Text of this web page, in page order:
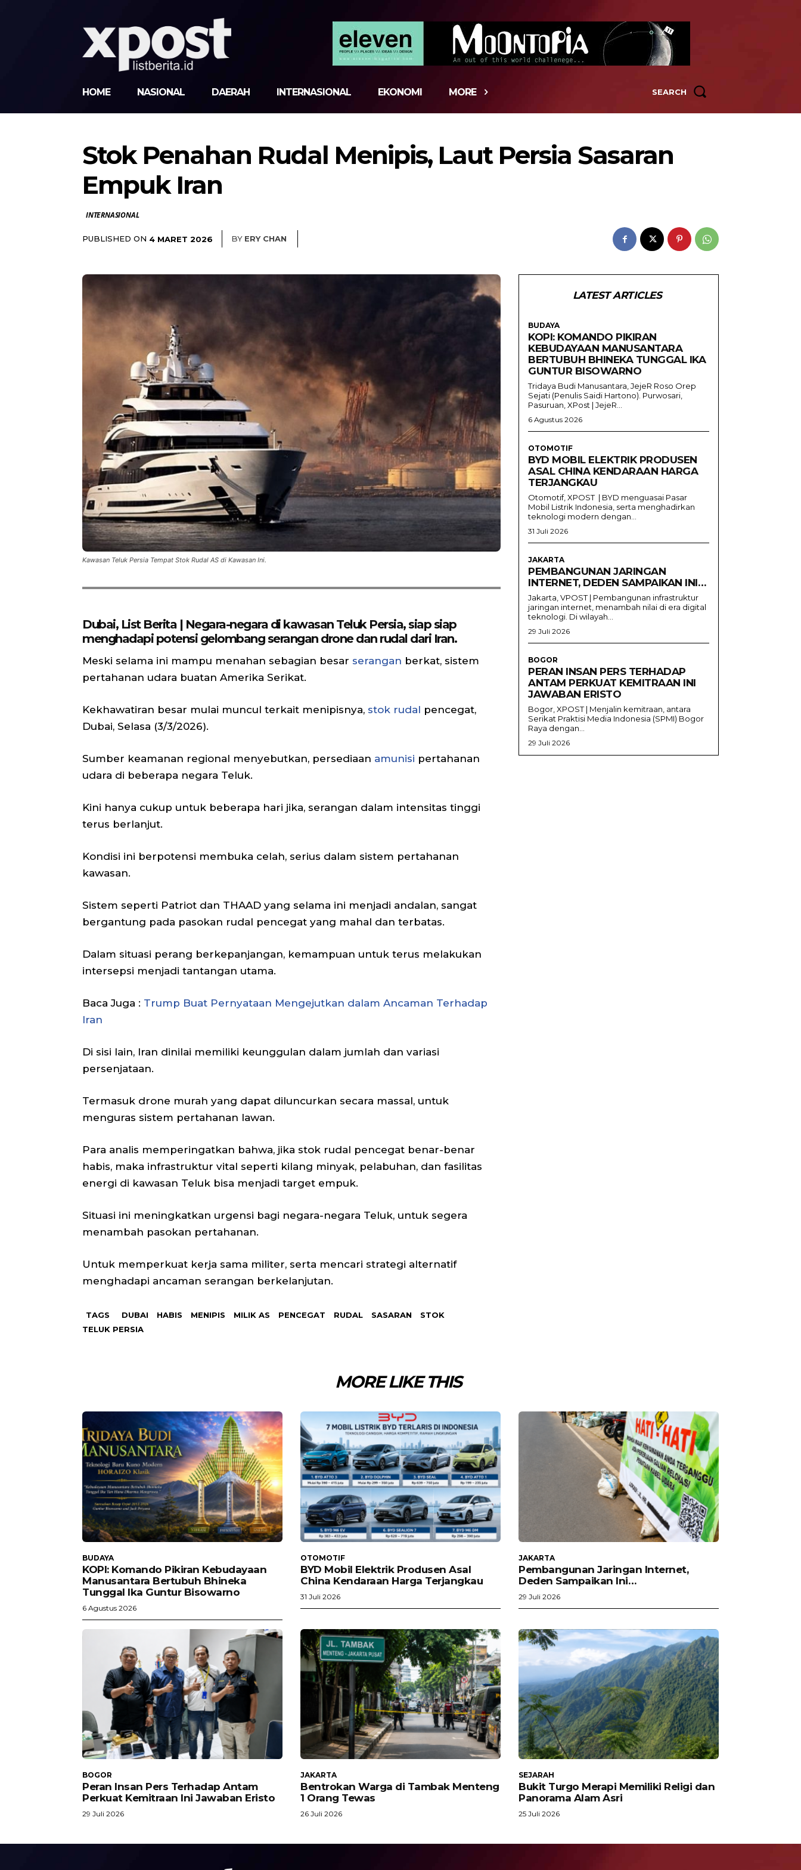
HOME NASIONAL DAERAH INTERNASIONAL EKONOMI MORE SEARCH
Stok Penahan Rudal Menipis, Laut Persia Sasaran
Empuk Iran
INTERNASIONAL
PUBLISHED ON 4 MARET 2026 BY ERY CHAN
Kawasan Teluk Persia Tempat Stok Rudal AS di Kawasan Ini.
Dubai, List Berita | Negara-negara di kawasan Teluk Persia, siap siap
menghadapi potensi gelombang serangan drone dan rudal dari Iran.
Meski selama ini mampu menahan sebagian besar serangan berkat, sistem
pertahanan udara buatan Amerika Serikat.
Kekhawatiran besar mulai muncul terkait menipisnya, stok rudal pencegat,
Dubai, Selasa (3/3/2026).
Sumber keamanan regional menyebutkan, persediaan amunisi pertahanan
udara di beberapa negara Teluk.
Kini hanya cukup untuk beberapa hari jika, serangan dalam intensitas tinggi
terus berlanjut.
Kondisi ini berpotensi membuka celah, serius dalam sistem pertahanan
kawasan.
Sistem seperti Patriot dan THAAD yang selama ini menjadi andalan, sangat
bergantung pada pasokan rudal pencegat yang mahal dan terbatas.
Dalam situasi perang berkepanjangan, kemampuan untuk terus melakukan
intersepsi menjadi tantangan utama.
Baca Juga : Trump Buat Pernyataan Mengejutkan dalam Ancaman Terhadap
Iran
Di sisi lain, Iran dinilai memiliki keunggulan dalam jumlah dan variasi
persenjataan.
Termasuk drone murah yang dapat diluncurkan secara massal, untuk
menguras sistem pertahanan lawan.
Para analis memperingatkan bahwa, jika stok rudal pencegat benar-benar
habis, maka infrastruktur vital seperti kilang minyak, pelabuhan, dan fasilitas
energi di kawasan Teluk bisa menjadi target empuk.
Situasi ini meningkatkan urgensi bagi negara-negara Teluk, untuk segera
menambah pasokan pertahanan.
Untuk memperkuat kerja sama militer, serta mencari strategi alternatif
menghadapi ancaman serangan berkelanjutan.
TAGS DUBAI HABIS MENIPIS MILIK AS PENCEGAT RUDAL SASARAN
STOK
TELUK PERSIA
LATEST ARTICLES
BUDAYA
KOPI: KOMANDO PIKIRAN
KEBUDAYAAN MANUSANTARA
BERTUBUH BHINEKA TUNGGAL IKA
GUNTUR BISOWARNO
Tridaya Budi Manusantara, JejeR Roso Orep
Sejati (Penulis Saidi Hartono). Purwosari,
Pasuruan, XPost | JejeR...
6 Agustus 2026
OTOMOTIF
BYD MOBIL ELEKTRIK PRODUSEN
ASAL CHINA KENDARAAN HARGA
TERJANGKAU
Otomotif, XPOST | BYD menguasai Pasar
Mobil Listrik Indonesia, serta menghadirkan
teknologi modern dengan...
31 Juli 2026
JAKARTA
PEMBANGUNAN JARINGAN
INTERNET, DEDEN SAMPAIKAN INI…
Jakarta, VPOST | Pembangunan infrastruktur
jaringan internet, menambah nilai di era digital
teknologi. Di wilayah...
29 Juli 2026
BOGOR
PERAN INSAN PERS TERHADAP
ANTAM PERKUAT KEMITRAAN INI
JAWABAN ERISTO
Bogor, XPOST | Menjalin kemitraan, antara
Serikat Praktisi Media Indonesia (SPMI) Bogor
Raya dengan...
29 Juli 2026
MORE LIKE THIS
BUDAYA
KOPI: Komando Pikiran Kebudayaan
Manusantara Bertubuh Bhineka
Tunggal Ika Guntur Bisowarno
6 Agustus 2026
OTOMOTIF
BYD Mobil Elektrik Produsen Asal
China Kendaraan Harga Terjangkau
31 Juli 2026
JAKARTA
Pembangunan Jaringan Internet,
Deden Sampaikan Ini…
29 Juli 2026
BOGOR
Peran Insan Pers Terhadap Antam
Perkuat Kemitraan Ini Jawaban Eristo
29 Juli 2026
JAKARTA
Bentrokan Warga di Tambak Menteng
1 Orang Tewas
26 Juli 2026
SEJARAH
Bukit Turgo Merapi Memiliki Religi dan
Panorama Alam Asri
25 Juli 2026